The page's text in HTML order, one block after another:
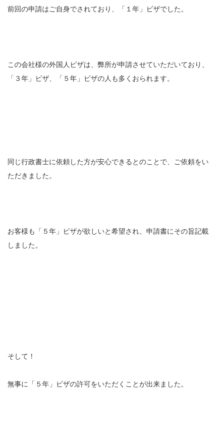
前回の申請はご自身でされており、「１年」ビザでした。
この会社様の外国人ビザは、弊所が申請させていただいており、
「３年」ビザ、「５年」ビザの人も多くおられます。
同じ行政書士に依頼した方が安心できるとのことで、ご依頼をい
ただきました。
お客様も「５年」ビザが欲しいと希望され、申請書にその旨記載
しました。
そして！
無事に「５年」ビザの許可をいただくことが出来ました。